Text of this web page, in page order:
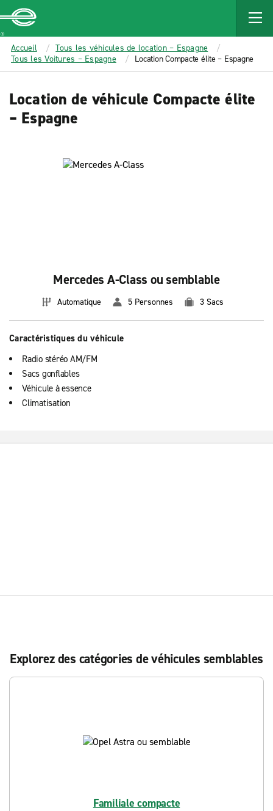
MAIN
CONTENT
Enterprise
Accueil
Tous les véhicules de location – Espagne
Tous les Voitures – Espagne
Location Compacte élite – Espagne
Location de véhicule Compacte élite
– Espagne
Mercedes A-Class ou semblable
Automatique 5 Personnes 3 Sacs
Caractéristiques du véhicule
Radio stéréo AM/FM
Sacs gonflables
Véhicule à essence
Climatisation
Explorez des catégories de véhicules semblables
Familiale compacte